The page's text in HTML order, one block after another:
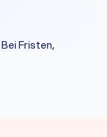
Bei Fristen,